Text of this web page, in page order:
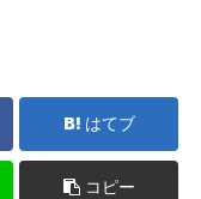
はてブ
コピー